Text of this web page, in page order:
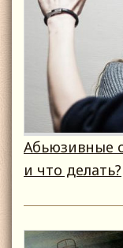
Абьюзивные
и что делать?